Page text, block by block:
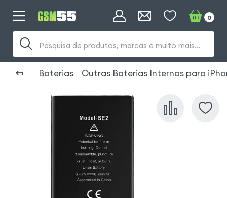
Pesquisa de produtos, marcas e muito mais...
0
Baterias Outras Baterias Internas para